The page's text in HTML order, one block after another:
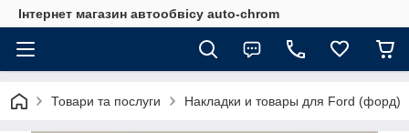
Інтернет магазин автообвісу auto-chrom
Товари та послуги Накладки и товары для Ford (форд)